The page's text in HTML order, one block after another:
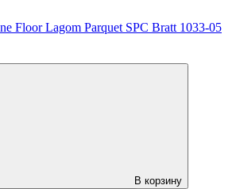
Floor Lagom Parquet SPC Bratt 1033-05
В корзину